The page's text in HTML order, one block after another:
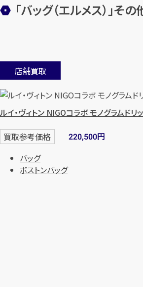
「バッグ（エルメス）」
店舗買取
ルイ・ヴィトン NIGOコラボ モノグラムド
買取参考価格 220,500円
バッグ
ボストンバッグ